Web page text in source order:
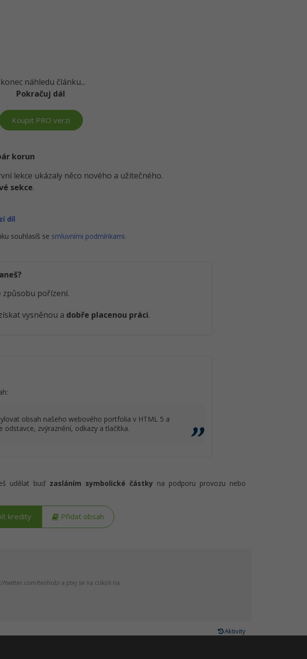
náhledu článku...
Pokračuj dál
Koupit PRO verzi
korun
lekce ukázaly něco nového a užitečného.
sekce.
díl
souhlasíš se smluvními podmínkami.
způsobu pořízení.
vysněnou a dobře placenou práci.
obsah našeho webového portfolia v HTML 5 a
odstavce, zvýraznění, odkazy a tlačítka.
udělat buď zasláním symbolické částky na podporu provozu nebo
kredity Přidat obsah
twitter.com/tenhobi a ptej se na cokoli na
Aktivity